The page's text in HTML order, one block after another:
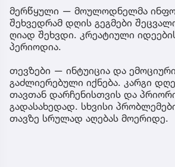
მერწყული — მოულოდნელმა
შეხვედრამ დღის გეგმები
ღიად შეხვდი. კრეატიული
პერიოდია.
თევზები — ინტუიცია და
გაძლიერებული იქნება. კარგი
თავთან დარჩენისთვის და
გადასახედად. სხვისი
თავზე სრულად აღებას მოერიდე.